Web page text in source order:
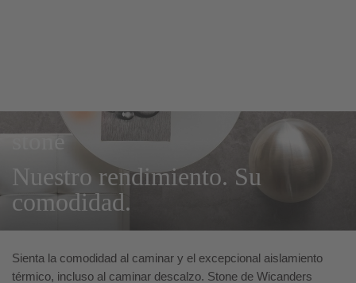
stone
Nuestro rendimiento. Su
comodidad.
Sienta la comodidad al caminar y el excepcional aislamiento
térmico, incluso al caminar descalzo. Stone de Wicanders